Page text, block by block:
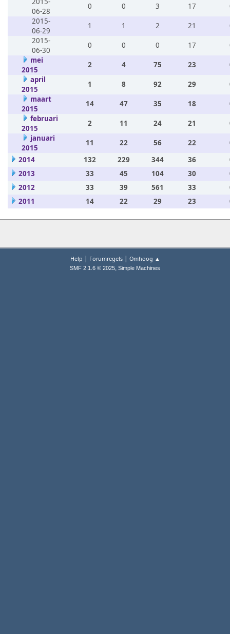
06-28
0 0 3 17
2015-
06-29
1 1 2 21
2015-
06-30
0 0 0 17
mei
2015
2 4 75 23
april
2015
1 8 92 29
maart
2015
14 47 35 18
februari
2015
2 11 24 21
januari
2015
11 22 56 22
2014
132 229 344 36
2013
33 45 104 30
2012
33 39 561 33
2011
14 22 29 23
Help | Forumregels| Omhoog ▲
SMF 2.1.6 © 2025, Simple Machines